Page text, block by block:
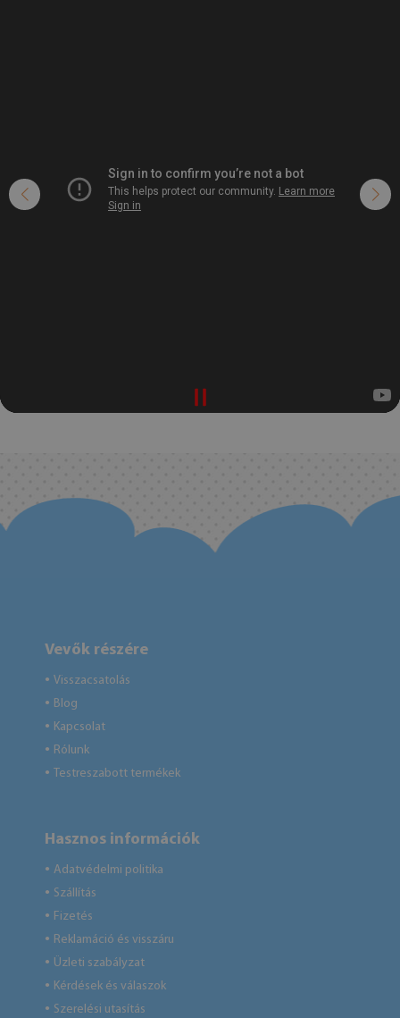
Vevők részére
● Visszacsatolás
● Blog
● Kapcsolat
● Rólunk
● Testreszabott termékek
Hasznos információk
● Adatvédelmi politika
● Szállítás
● Fizetés
● Reklamáció és visszáru
● Üzleti szabályzat
● Kérdések és válaszok
● Szerelési utasítás